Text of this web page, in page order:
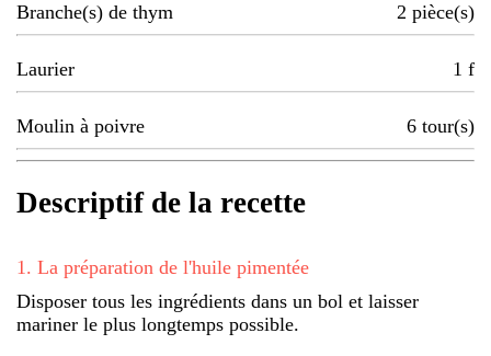
Branche(s) de thym 2 pièce(s)
Laurier 1 f
Moulin à poivre 6 tour(s)
Descriptif de la recette
1 . La préparation de l'huile pimentée
Disposer tous les ingrédients dans un bol et laisser
mariner le plus longtemps possible.